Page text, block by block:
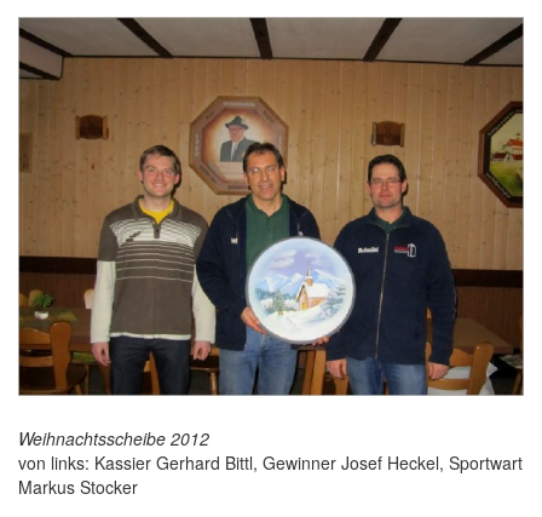
Weihnachtsscheibe 2012
von links: Kassier Gerhard Bittl, Gewinner Josef Heckel, Sportwart
Markus Stocker